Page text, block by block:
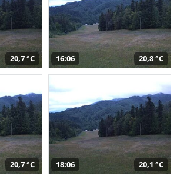
20,7 °C 16:06 20,8 °C
20,7 °C 18:06 20,1 °C